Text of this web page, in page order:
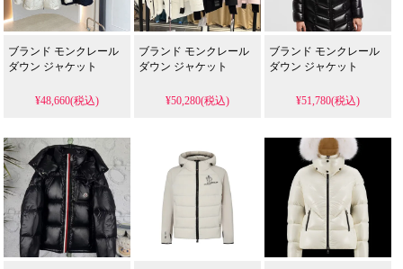
ブランド モンクレール
ダウン ジャケット
¥48,660(税込)
ブランド モンクレール
ダウン ジャケット
¥50,280(税込)
ブランド モンクレール
ダウン ジャケット
¥51,780(税込)